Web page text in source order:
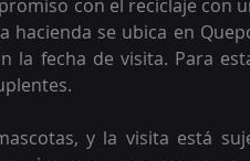
con el reciclaje con
se ubica en
la fecha de visita. Para
y la visita está